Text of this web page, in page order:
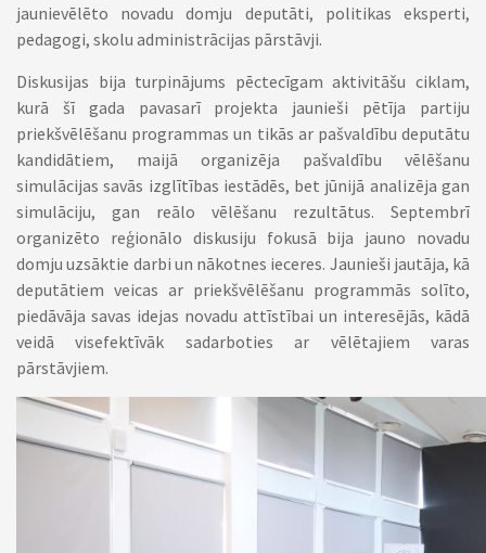
jaunievēlēto novadu domju deputāti, politikas eksperti,
pedagogi, skolu administrācijas pārstāvji.
Diskusijas bija turpinājums pēctecīgam aktivitāšu ciklam,
kurā šī gada pavasarī projekta jaunieši pētīja partiju
priekšvēlēšanu programmas un tikās ar pašvaldību deputātu
kandidātiem, maijā organizēja pašvaldību vēlēšanu
simulācijas savās izglītības iestādēs, bet jūnijā analizēja gan
simulāciju, gan reālo vēlēšanu rezultātus. Septembrī
organizēto reģionālo diskusiju fokusā bija jauno novadu
domju uzsāktie darbi un nākotnes ieceres. Jaunieši jautāja, kā
deputātiem veicas ar priekšvēlēšanu programmās solīto,
piedāvāja savas idejas novadu attīstībai un interesējās, kādā
veidā visefektīvāk sadarboties ar vēlētajiem varas
pārstāvjiem.